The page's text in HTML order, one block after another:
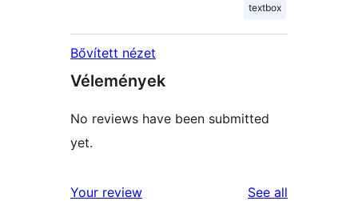
textbox
Bővített nézet
Vélemények
No reviews have been submitted
yet.
Your review See all